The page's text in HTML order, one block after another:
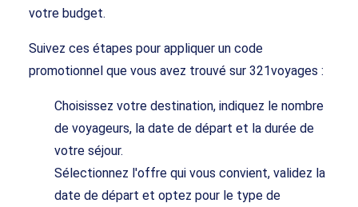
votre budget.
Suivez ces étapes pour appliquer un code
promotionnel que vous avez trouvé sur 321voyages :
Choisissez votre destination, indiquez le nombre
de voyageurs, la date de départ et la durée de
votre séjour.
Sélectionnez l'offre qui vous convient, validez la
date de départ et optez pour le type de